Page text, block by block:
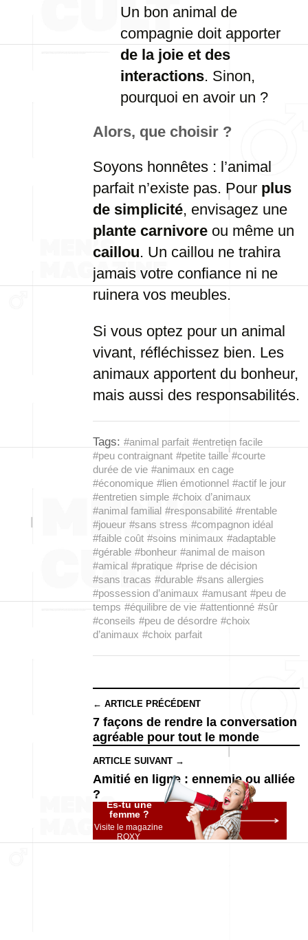
Un bon animal de
compagnie doit apporter
de la joie et des
interactions. Sinon,
pourquoi en avoir un ?
Alors, que choisir ?
Soyons honnêtes : l’animal
parfait n’existe pas. Pour plus
de simplicité, envisagez une
plante carnivore ou même un
caillou. Un caillou ne trahira
jamais votre confiance ni ne
ruinera vos meubles.
Si vous optez pour un animal
vivant, réfléchissez bien. Les
animaux apportent du bonheur,
mais aussi des responsabilités.
Tags: #animal parfait #entretien facile
#peu contraignant #petite taille #courte
durée de vie #animaux en cage
#économique #lien émotionnel #actif le jour
#entretien simple #choix d’animaux
#animal familial #responsabilité #rentable
#joueur #sans stress #compagnon idéal
#faible coût #soins minimaux #adaptable
#gérable #bonheur #animal de maison
#amical #pratique #prise de décision
#sans tracas #durable #sans allergies
#possession d’animaux #amusant #peu de
temps #équilibre de vie #attentionné #sûr
#conseils #peu de désordre #choix
d’animaux #choix parfait
← ARTICLE PRÉCÉDENT
7 façons de rendre la conversation
agréable pour tout le monde
ARTICLE SUIVANT →
Amitié en ligne : ennemie ou alliée
?
Es-tu une
femme ?
Visite le magazine
ROXY